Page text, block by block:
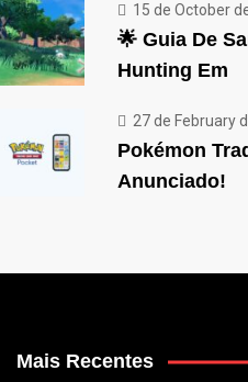
15 de October
🌟 Guia De
Hunting Em
27 de February
Pokémon
Anunciado!
Mais Recentes